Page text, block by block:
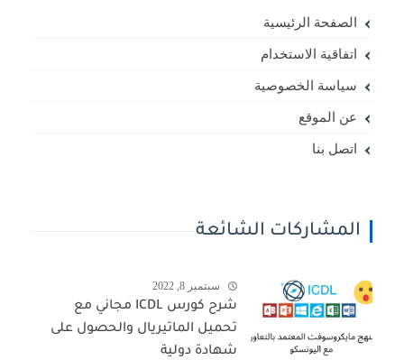
الصفحة الرئيسية
اتفاقية الاستخدام
سياسة الخصوصية
عن الموقع
اتصل بنا
المشاركات الشائعة
سبتمبر 8, 2022
شرح كورس ICDL مجاني مع
تحميل الماتيريال والحصول على
شهادة دولية